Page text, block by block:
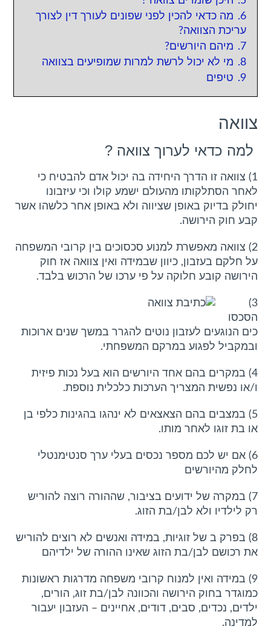
font_download סמן קישורים
כל
k
p
m
6.
מה כדאי להכין לפני שפונים לעורך דין לצורך
עריכת הצוואה?
7.
מיהם היורשים?
8.
מי לא יכול לרשת למרות שמופיעים בצוואה
9.
טיפים
צוואה
למה כדאי לערוך צוואה ?
1) צוואה זו הדרך היחידה בה יכול אדם להבטיח כי
לאחר הסתלקותו מהעולם ישמע קולו וכי עיזבונו
יחולק בדיוק באופן שציווה ולא באופן אחר כלשהו אשר
קבע חוק הירושה.
2) צוואה מאפשרת למנוע סכסוכים בין קרובי המשפחה
על חלקם בעזבון, כיוון שבמידה ואין צוואה אז חוק
הירושה קובע חלוקה על פי ערכו של הרכוש בלבד.
3)
הסכסו
כים הנוגעים לעזבון נוטים להגרר במשך שנים ארוכות
ובמקביל לפגוע במרקם המשפחתי.
4) במקרים בהם אחד היורשים הוא בעל נכות פיזית
ו/או נפשית המצריך הערכות כלכלית נוספת.
5) במצבים בהם הצאצאים לא ינהגו בהגינות כלפי בן
או בת זוגו לאחר מותו.
6) אם יש לכם מספר נכסים בעלי ערך סנטימנטלי
לחלק מהיורשים
7) במקרה של ידועים בציבור, שההורה רוצה להוריש
רק לילדיו ולא לבן/בת הזוג.
8) בפרק ב של זוגיות, במידה ואנשים לא רוצים להוריש
את רכושם לבן/בת הזוג שאינו ההורה של ילדיהם
9) במידה ואין למנוח קרובי משפחה מדרגות ראשונות
כמוגדר בחוק הירושה והכוונה לבן/בת זוג, הורים,
ילדים, נכדים, סבים, דודים, אחיינים – העזבון יעבור
למדינה.